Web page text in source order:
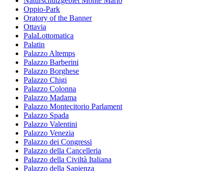
Oppio-Park
Oratory of the Banner
Ottavia
PalaLottomatica
Palatin
Palazzo Altemps
Palazzo Barberini
Palazzo Borghese
Palazzo Chigi
Palazzo Colonna
Palazzo Madama
Palazzo Montecitorio Parlament
Palazzo Spada
Palazzo Valentini
Palazzo Venezia
Palazzo dei Congressi
Palazzo della Cancelleria
Palazzo della Civiltà Italiana
Palazzo della Sapienza